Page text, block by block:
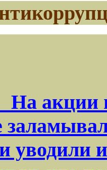
На акции
уводили